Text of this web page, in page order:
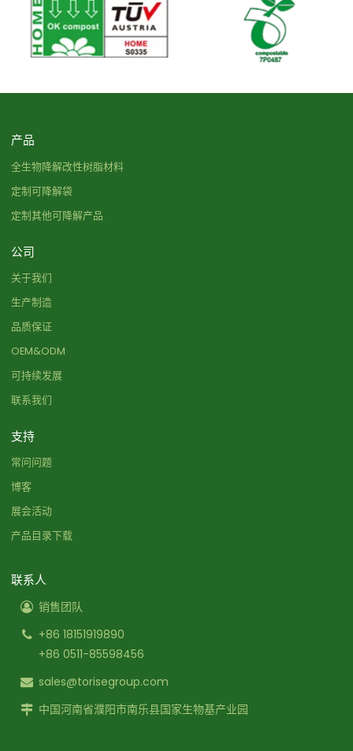
产品
全生物降解改性树脂材料
定制可降解袋
定制其他可降解产品
公司
关于我们
生产制造
品质保证
OEM&ODM
可持续发展
联系我们
支持
常问问题
博客
展会活动
产品目录下载
联系人
销售团队
+86 18151919890
+86 0511-85598456
sales@torisegroup.com
中国河南省濮阳市南乐县国家生物基产业园